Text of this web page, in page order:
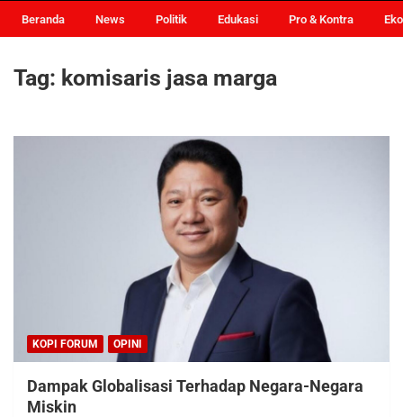
Beranda News Politik Edukasi Pro & Kontra
Tag: komisaris jasa marga
KOPI FORUM OPINI
Dampak Globalisasi Terhadap Negara-Negara
Miskin